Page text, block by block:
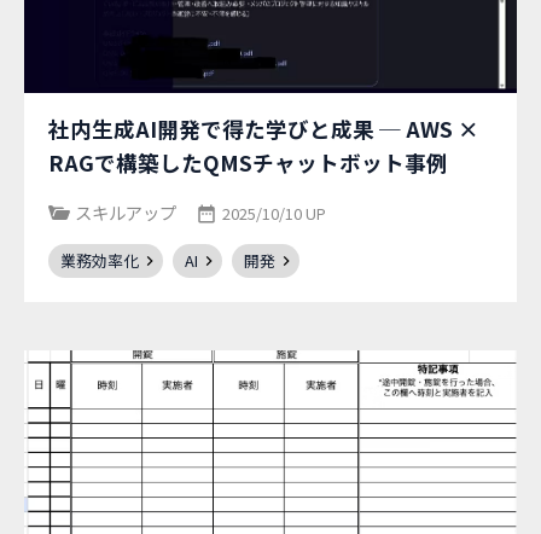
社内生成AI開発で得た学びと成果 ─ AWS ×
RAGで構築したQMSチャットボット事例
スキルアップ 2025/10/10 UP
業務効率化 AI 開発